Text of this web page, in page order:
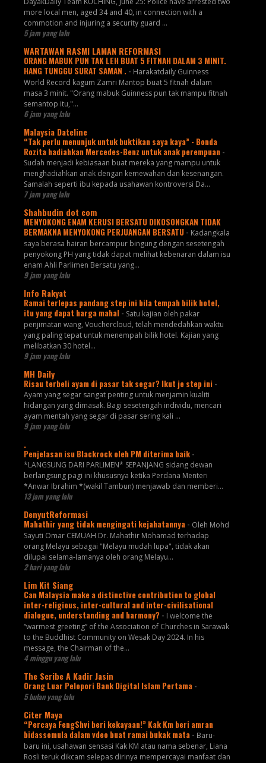
more local men, aged 34 and 40, in connection with a
commotion and injuring a security guard ...
5 jam yang lalu
WARTAWAN RASMI LAMAN REFORMASI
ORANG MABUK PUN TAK LEH BUAT 5 FITNAH DALAM 3 MINIT.
HANG TUNGGU SURAT SAMAN . - Harakatdaily Guinness
World Record kagum Zamri Mantop buat 5 fitnah dalam
masa 3 minit. "Orang mabuk Guinness pun tak mampu fitnah
semantop itu,"...
6 jam yang lalu
Malaysia Dateline
“Tak perlu menunjuk untuk buktikan saya kaya” - Bonda
Rozita hadiahkan Mercedes-Benz untuk anak perempuan -
Sudah menjadi kebiasaan buat mereka yang mampu untuk
menghadiahkan anak dengan kemewahan dan kesenangan.
Samalah seperti ibu kepada usahawan kontroversi Da...
7 jam yang lalu
Shahbudin dot com
MENYOKONG ENAM KERUSI BERSATU DIKOSONGKAN TIDAK
BERMAKNA MENYOKONG PERJUANGAN BERSATU - Kadangkala
saya berasa hairan bercampur bingung dengan sesetengah
penyokong PH yang tidak dapat melihat kebenaran dalam isu
enam Ahli Parlimen Bersatu yang...
9 jam yang lalu
Info Rakyat
Ramai terlepas pandang step ini bila tempah bilik hotel,
itu yang dapat harga mahal - Satu kajian oleh pakar
penjimatan wang, Vouchercloud, telah mendedahkan waktu
yang paling tepat untuk menempah bilik hotel. Kajian yang
melibatkan 30 hotel...
9 jam yang lalu
MH Daily
Risau terbeli ayam di pasar tak segar? Ikut je step ini -
Ayam yang segar sangat penting untuk menjamin kualiti
hidangan yang dimasak. Bagi sesetengah individu, mencari
ayam mentah yang segar di pasar sering kali ...
9 jam yang lalu
.
Penjelasan isu Blackrock oleh PM diterima baik -
*LANGSUNG DARI PARLIMEN* SEPANJANG sidang dewan
berlangsung pagi ini khususnya ketika Perdana Menteri
*Anwar Ibrahim *(wakil Tambun) menjawab dan memberi...
13 jam yang lalu
DenyutReformasi
Mahathir yang tidak mengingati kejahatannya - Oleh Mohd
Sayuti Omar CEMUAH Dr. Mahathir Mohamad terhadap
orang Melayu sebagai "Melayu mudah lupa", tidak akan
dilupai selama-lamanya oleh orang Melayu...
2 hari yang lalu
Lim Kit Siang
Can Malaysia make a distinctive contribution to global
inter-religious, inter-cultural and inter-civilisational
dialogue, understanding and harmony? - I welcome the
“warmest greeting” of the Association of Churches in Sarawak
to the Buddhist Community on Wesak Day 2024. In his
message, the Chairman of the...
4 minggu yang lalu
The Scribe A Kadir Jasin
Orang Luar Pelopori Bank Digital Islam Pertama -
5 bulan yang lalu
Citer Maya
“Percaya FengShvi beri kekayaan!” Kak Km beri amran
bidassemula dalam vdeo buat ramai bukak mata - Baru-
baru ini, usahawan sensasi Kak KM atau nama sebenar, Liana
Rosli teruk dikcam selepas dirinya mempercayai manfaat dan